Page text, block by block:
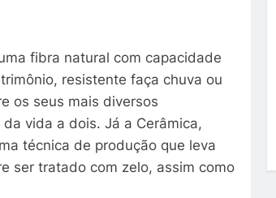
fibra natural com capacidade
resistente faça chuva ou
os seus mais diversos
vida a dois. Já a Cerâmica,
técnica de produção que leva
ser tratado com zelo, assim como